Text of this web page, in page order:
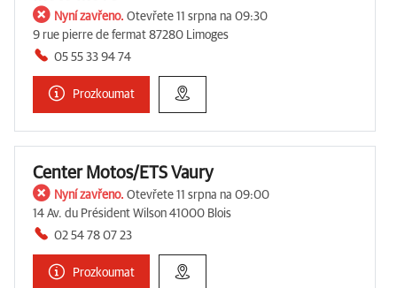
Nyní zavřeno. Otevřete 11 srpna na 09:30
9 rue pierre de fermat 87280 Limoges
05 55 33 94 74
Prozkoumat
Center Motos/ETS Vaury
Nyní zavřeno. Otevřete 11 srpna na 09:00
14 Av. du Président Wilson 41000 Blois
02 54 78 07 23
Prozkoumat